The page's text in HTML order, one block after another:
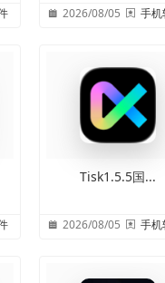
2026/08/05 手
Tisk1.5.5国...
2026/08/05 手